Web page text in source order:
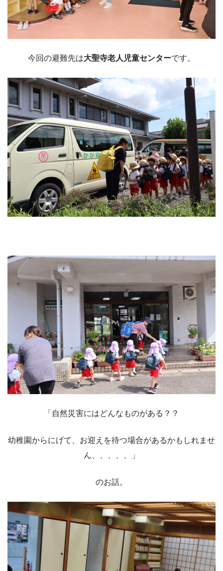
今回の避難先は大聖寺老人児童センターです。
「自然災害にはどんなものがある？？
幼稚園からにげて、お迎えを待つ場合があるかもしれませ
ん、、、、、」
のお話。